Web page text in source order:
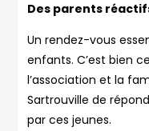
Des parents
Un rendez-vous
enfants. C’est bien
l’association et la
Sartrouville de
par ces jeunes.